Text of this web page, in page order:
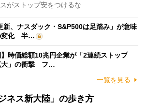
がストップ安をつけるな…
新、ナスダック・S&P500は足踏み」が意味
変化 半…
】時価総額10兆円企業が「2連続ストップ
大」の衝撃 フ…
一覧を見る
ネス新大陸」の歩き方